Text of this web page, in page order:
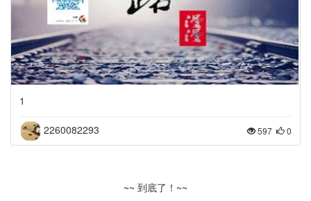
1
2260082293 597 0
~~ 到底了！~~